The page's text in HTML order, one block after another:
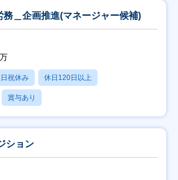
務＿企画推進(マネージャー候補)
祝休み 休日120日以上
賞与あり
ション